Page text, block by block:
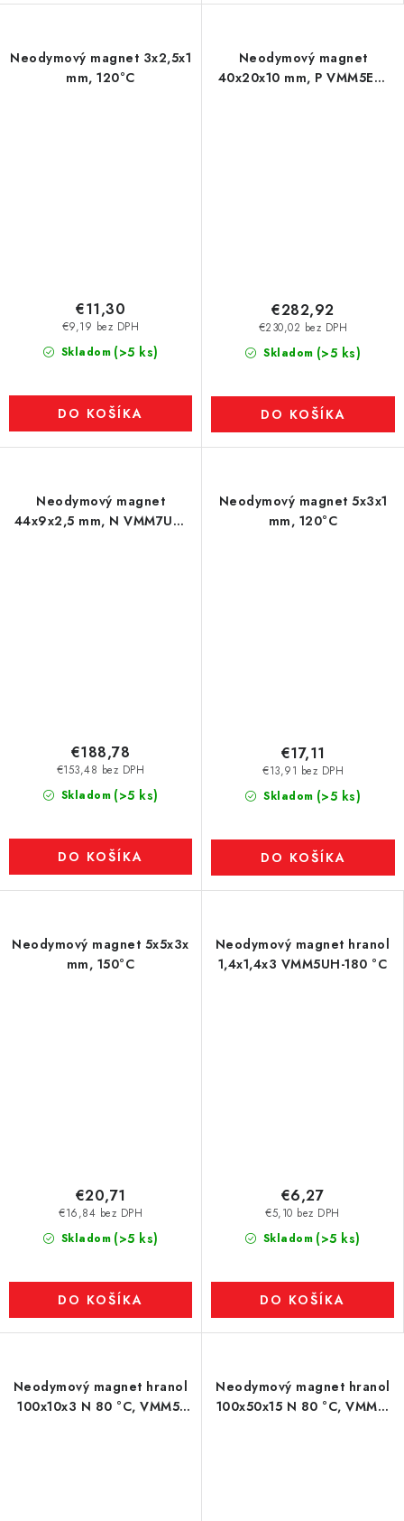
Neodymový magnet 3x2,5x1
mm, 120°C
Skladom (>5 ks)
€9,19 bez DPH
€11,30
DO KOŠÍKA
Neodymový magnet
40x20x10 mm, P VMM5EH-
Skladom (>5 ks)
€230,02 bez DPH
€282,92
DO KOŠÍKA
Neodymový magnet
44x9x2,5 mm, N VMM7UH-
Skladom (>5 ks)
€153,48 bez DPH
€188,78
DO KOŠÍKA
Neodymový magnet 5x3x1
mm, 120°C
Skladom (>5 ks)
€13,91 bez DPH
€17,11
DO KOŠÍKA
Neodymový magnet 5x5x3x
mm, 150°C
Skladom (>5 ks)
€16,84 bez DPH
€20,71
DO KOŠÍKA
Neodymový magnet hranol
1,4x1,4x3 VMM5UH-180 °C
Skladom (>5 ks)
€5,10 bez DPH
€6,27
DO KOŠÍKA
Neodymový magnet hranol
100x10x3 N 80 °C, VMM5-
Neodymový magnet hranol
100x50x15 N 80 °C, VMM4-